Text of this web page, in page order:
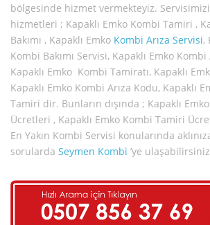
bölgesinde hizmet vermekteyiz.
hizmetleri ; Kapaklı Emko Kombi Tamiri ,
Bakımı , Kapaklı Emko Kombi Arıza Servisi,
Kombi Bakımı Servisi, Kapaklı Emko
Kapaklı Emko Kombi Tamiratı, Kapaklı
Kapaklı Emko Kombi Arıza Kodu, Kapaklı
Tamiri dir. Bunların dışında ; Kapaklı
Ücretleri , Kapaklı Emko Kombi Tamiri
En Yakın Kombi Servisi konularında
sorularda Seymen Kombi ’ye